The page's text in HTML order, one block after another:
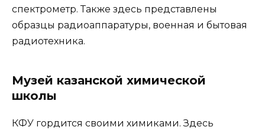
спектрометр. Также здесь представлены
образцы радиоаппаратуры, военная и бытовая
радиотехника.
Музей казанской химической
школы
КФУ гордится своими химиками. Здесь